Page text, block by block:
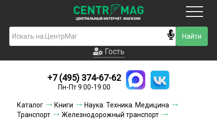
Гость
Новинки
Условия доставки
Гость
+7 (495) 374-67-62
Пн-Пт 9:00-19:00
Каталог Книги
Наука. Техника. Медицина
Транспорт
Железнодорожный транспорт